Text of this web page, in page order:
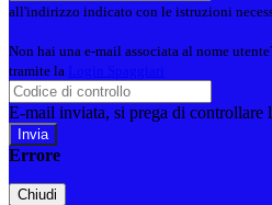
all'indirizzo indicato con le istruzioni
Non hai una e-mail associata al nome
tramite la
E-mail inviata, si prega di controllare
Errore
Chiudi